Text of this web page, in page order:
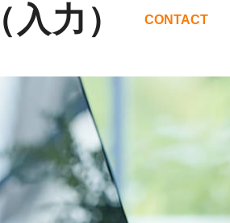
力） CONTACT